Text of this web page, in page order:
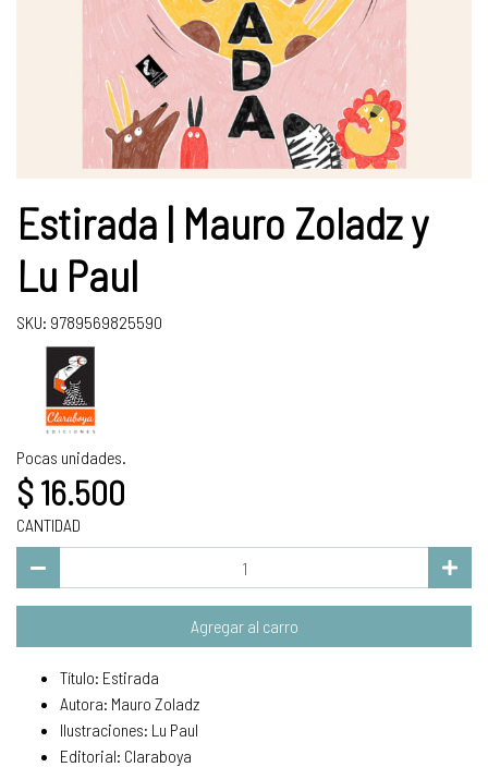
Estirada | Mauro Zoladz y
Lu Paul
SKU: 9789569825590
Pocas unidades.
$ 16.500
CANTIDAD
Agregar al carro
Título: Estirada
Autora: Mauro Zoladz
Ilustraciones: Lu Paul
Editorial: Claraboya